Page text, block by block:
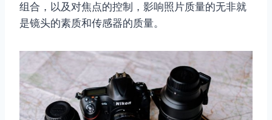
组合，以及对焦点的控制，影响照片质量的无非就
是镜头的素质和传感器的质量。